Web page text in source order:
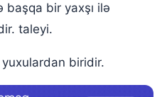
başqa bir yaxşı ilə
taleyi.
yuxulardan biridir.